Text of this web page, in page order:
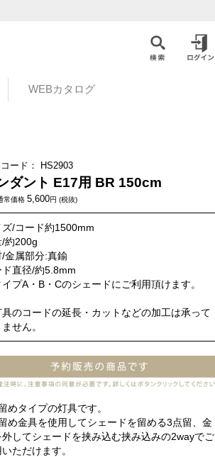
WEBカタログ
ード： HS2903
ダント E17用 BR 150cm
常価格 5,600円 (税抜)
ズ/コード約1500mm
/約200g
/金属部分:真鍮
ド直径/約5.8mm
プA・B・Cのシェードにご利用頂けます。
のコードの延長・カットなどの加工は承って
せん。
めタイプの灯具です。
め金具を使用してシェードを留める3点留、金
外してシェードを挟み込む挟み込みの2wayでご
ただけます。